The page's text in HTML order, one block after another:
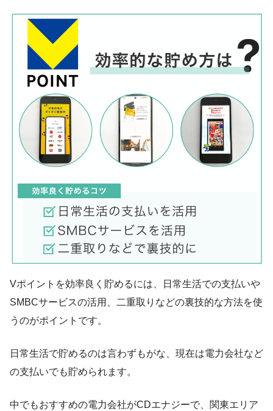
Vポイントを効率良く貯めるには、日常生活での支払いや
SMBCサービスの活用、二重取りなどの裏技的な方法を使
うのがポイントです。
日常生活で貯めるのは言わずもがな、現在は電力会社など
の支払いでも貯められます。
中でもおすすめの電力会社がCDエナジーで、関東エリア